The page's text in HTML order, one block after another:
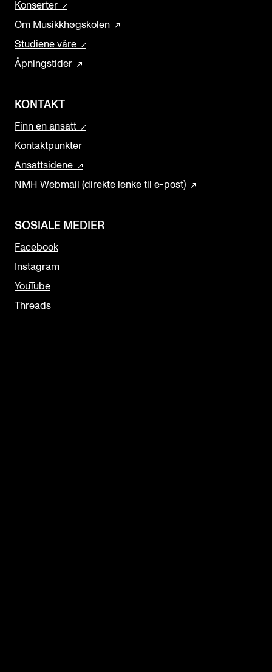
Konserter
Om Musikkhøgskolen
Studiene våre
Åpningstider
KONTAKT
Finn en ansatt
Kontaktpunkter
Ansattsidene
NMH Webmail (direkte lenke til e-post)
SOSIALE MEDIER
Facebook
Instagram
YouTube
Threads